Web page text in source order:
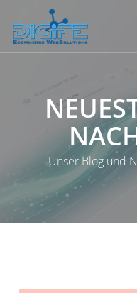
Hauptinhalt
springen
Unser Blog und